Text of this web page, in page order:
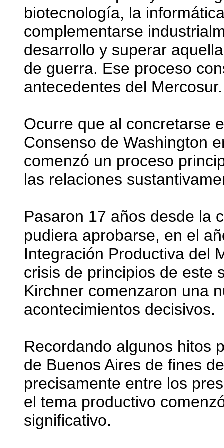
biotecnología, la
complementarse
desarrollo y superar
de guerra. Ese proceso
antecedentes del Mercosur.
Ocurre que al concretarse
Consenso de Washington
comenzó un proceso
las relaciones
Pasaron 17 años desde la
pudiera aprobarse, en el
Integración Productiva del
crisis de principios de este
Kirchner comenzaron una
acontecimientos decisivos.
Recordando algunos hitos
de Buenos Aires de fines
precisamente entre los
el tema productivo
significativo.